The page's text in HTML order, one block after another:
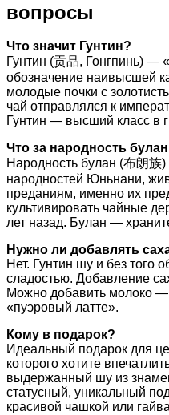
вопросы
Что значит Гунтин?
Гунтин (贡品, Гонгпинь) —
обозначение наивысшей
молодые почки с
чай отправлялся к
Гунтин — высший класс в
Что за народность
Народность булан (布朗
народностей Юньнани,
преданиям, именно их
культивировать чайные
лет назад. Булан —
Нужно ли добавлять
Нет. Гунтин шу и без того
сладостью. Добавление
Можно добавить молоко —
«пуэровый латте».
Кому в подарок?
Идеальный подарок для
которого хотите
выдержанный шу из
статусный, уникальный
красивой чашкой или